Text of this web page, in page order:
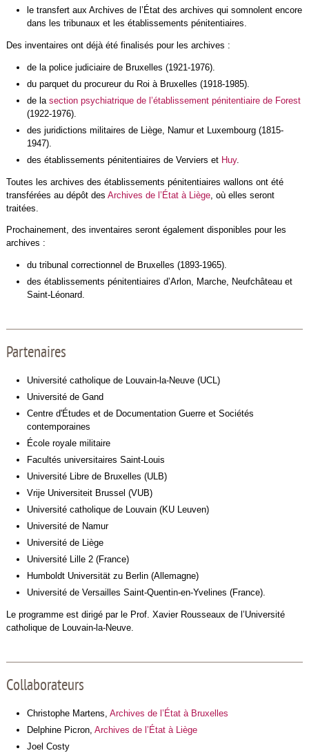
le transfert aux Archives de l’État des archives qui somnolent encore
dans les tribunaux et les établissements pénitentiaires.
Des inventaires ont déjà été finalisés pour les archives :
de la police judiciaire de Bruxelles (1921-1976).
du parquet du procureur du Roi à Bruxelles (1918-1985).
de la section psychiatrique de l’établissement pénitentiaire de Forest
(1922-1976).
des juridictions militaires de Liège, Namur et Luxembourg (1815-
1947).
des établissements pénitentiaires de Verviers et Huy.
Toutes les archives des établissements pénitentiaires wallons ont été
transférées au dépôt des Archives de l’État à Liège, où elles seront
traitées.
Prochainement, des inventaires seront également disponibles pour les
archives :
du tribunal correctionnel de Bruxelles (1893-1965).
des établissements pénitentiaires d’Arlon, Marche, Neufchâteau et
Saint-Léonard.
Partenaires
Université catholique de Louvain-la-Neuve (UCL)
Université de Gand
Centre d'Études et de Documentation Guerre et Sociétés
contemporaines
École royale militaire
Facultés universitaires Saint-Louis
Université Libre de Bruxelles (ULB)
Vrije Universiteit Brussel (VUB)
Université catholique de Louvain (KU Leuven)
Université de Namur
Université de Liège
Université Lille 2 (France)
Humboldt Universität zu Berlin (Allemagne)
Université de Versailles Saint-Quentin-en-Yvelines (France).
Le programme est dirigé par le Prof. Xavier Rousseaux de l’Université
catholique de Louvain-la-Neuve.
Collaborateurs
Christophe Martens, Archives de l’État à Bruxelles
Delphine Picron, Archives de l’État à Liège
Joel Costy